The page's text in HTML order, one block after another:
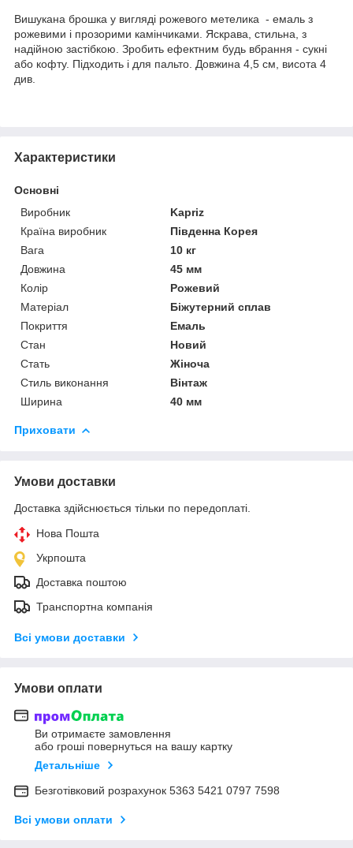
Вишукана брошка у вигляді рожевого метелика - емаль з
рожевими і прозорими камінчиками. Яскрава, стильна, з
надійною застібкою. Зробить ефектним будь вбрання - сукні
або кофту. Підходить і для пальто. Довжина 4,5 см, висота 4
див.
Характеристики
Основні
Виробник
Kapriz
Країна виробник
Південна Корея
Вага
10 кг
Довжина
45 мм
Колір
Рожевий
Матеріал
Біжутерний сплав
Покриття
Емаль
Стан
Новий
Стать
Жіноча
Стиль виконання
Вінтаж
Ширина
40 мм
Приховати
Умови доставки
Доставка здійснюється тільки по передоплаті.
Нова Пошта
Укрпошта
Доставка поштою
Транспортна компанія
Всі умови доставки
Умови оплати
Ви отримаєте замовлення
або гроші повернуться на вашу картку
Детальніше
Безготівковий розрахунок 5363 5421 0797 7598
Всі умови оплати